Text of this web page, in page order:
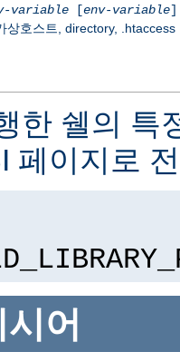
variable[env-variable]
상호스트, directory, .htaccess
한 쉘의 특
페이지로
시어